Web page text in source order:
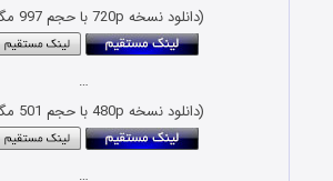
(دانلود نسخه 720p با حجم 997 مگابایت)
…
(دانلود نسخه 480p با حجم 501 مگابایت)
…